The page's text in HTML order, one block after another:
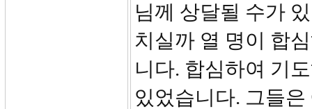
님께 상달될 수가
치실까 열 명이 합
니다. 합심하여 기
있었습니다. 그들